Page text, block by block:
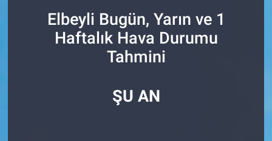
Elbeyli Bugün, Yarın ve 1
Haftalık Hava Durumu
Tahmini
ŞU AN
GÜNDEM
SİYASET
Süper Lig Puan Durumu ve Fikstür
Tüm Manşetler